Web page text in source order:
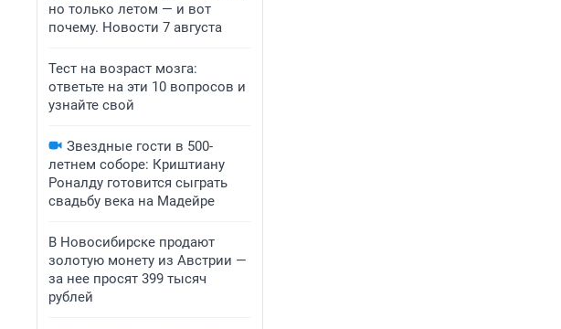
но только летом — и вот
почему. Новости 7 августа
Тест на возраст мозга:
ответьте на эти 10 вопросов и
узнайте свой
Звездные гости в 500-
летнем соборе: Криштиану
Роналду готовится сыграть
свадьбу века на Мадейре
В Новосибирске продают
золотую монету из Австрии —
за нее просят 399 тысяч
рублей